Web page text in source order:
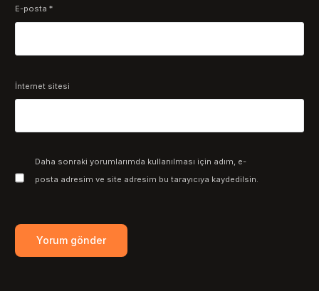
E-posta*
İnternet sitesi
Daha sonraki yorumlarımda kullanılması için adım, e-
posta adresim ve site adresim bu tarayıcıya kaydedilsin.